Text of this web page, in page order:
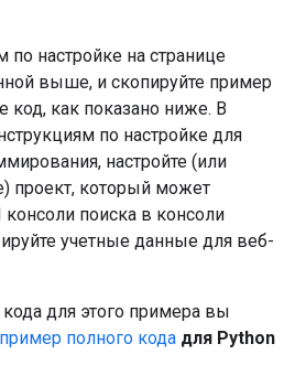
по настройке на странице
выше, и скопируйте пример
код, как показано ниже. В
по настройке для
настройте (или
проект, который может
консоли поиска в консоли
учетные данные для веб-
кода для этого примера вы
пример полного кода для Python